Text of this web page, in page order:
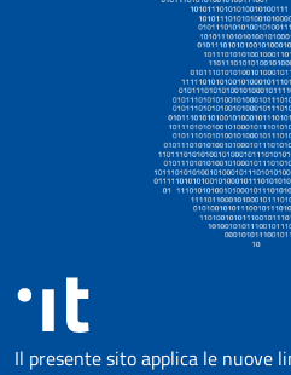
Il presente sito applica le nuove